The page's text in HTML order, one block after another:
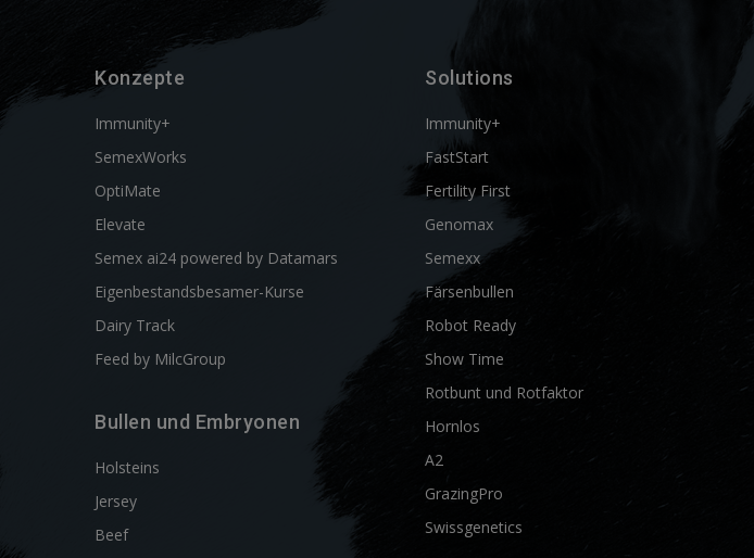
Konzepte
Immunity+
SemexWorks
OptiMate
Elevate
Semex ai24 powered by Datamars
Eigenbestandsbesamer-Kurse
Dairy Track
Feed by MilcGroup
Bullen und Embryonen
Holsteins
Jersey
Beef
Solutions
Immunity+
FastStart
Fertility First
Genomax
Semexx
Färsenbullen
Robot Ready
Show Time
Rotbunt und Rotfaktor
Hornlos
A2
GrazingPro
Swissgenetics